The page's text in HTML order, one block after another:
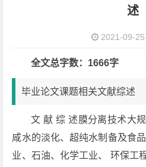
述
2021-09-25
全文总字数：1666字
毕业论文课题相关文献综述
文 献 综 述膜分离技术大
咸水的淡化、超纯水制备及食
业、石油、化学工业、 环保工